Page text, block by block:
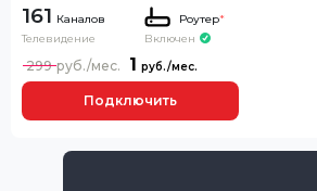
161 Каналов
Телевидение
Роутер*
Включен
1
299
Подключить